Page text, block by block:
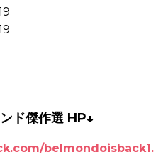
ド傑作選 HP↓
belmondoisback1.